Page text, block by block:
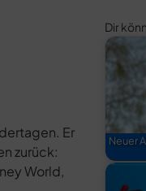
Er
zurück:
World,
Dir
Neuer